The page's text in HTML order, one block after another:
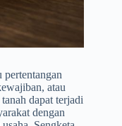
pertentangan
atau
dapat terjadi
dengan